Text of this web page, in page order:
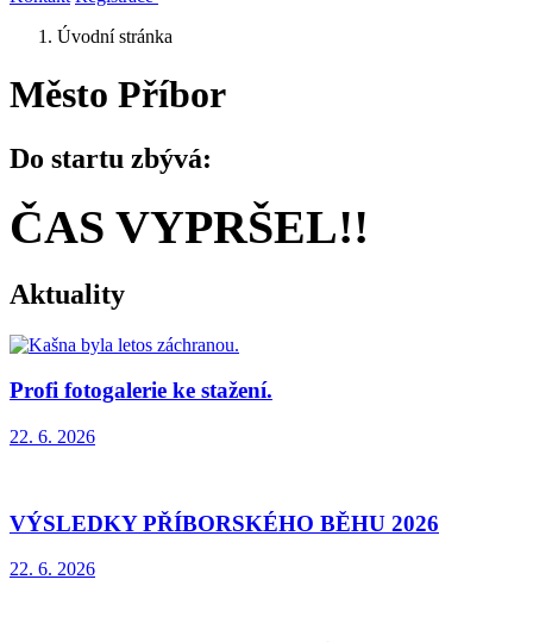
Úvodní stránka
Město Příbor
Do startu zbývá:
ČAS VYPRŠEL!!
Aktuality
Profi fotogalerie ke stažení.
22. 6. 2026
VÝSLEDKY PŘÍBORSKÉHO BĚHU 2026
22. 6. 2026